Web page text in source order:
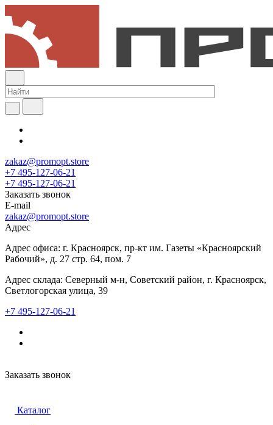
zakaz@promopt.store
+7 495-127-06-21
+7 495-127-06-21
Заказать звонок
E-mail
zakaz@promopt.store
Адрес
Адрес офиса: г. Красноярск, пр-кт им. Газеты «Красноярский
Рабочий», д. 27 стр. 64, пом. 7
Адрес склада: Северный м-н, Советский район, г. Красноярск,
Светлогорская улица, 39
+7 495-127-06-21
Заказать звонок
Каталог